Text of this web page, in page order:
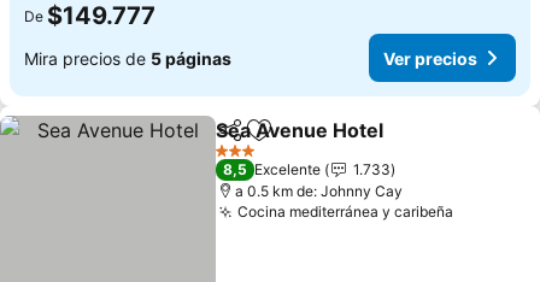
De $149.777
Mira precios de 5 páginas Ver precios
CompartirAgregar a favoritos
Sea Avenue Hotel
3 Estrellas
8,5 Excelente
1.733
a 0.5 km de: Johnny Cay
Cocina mediterránea y caribeña